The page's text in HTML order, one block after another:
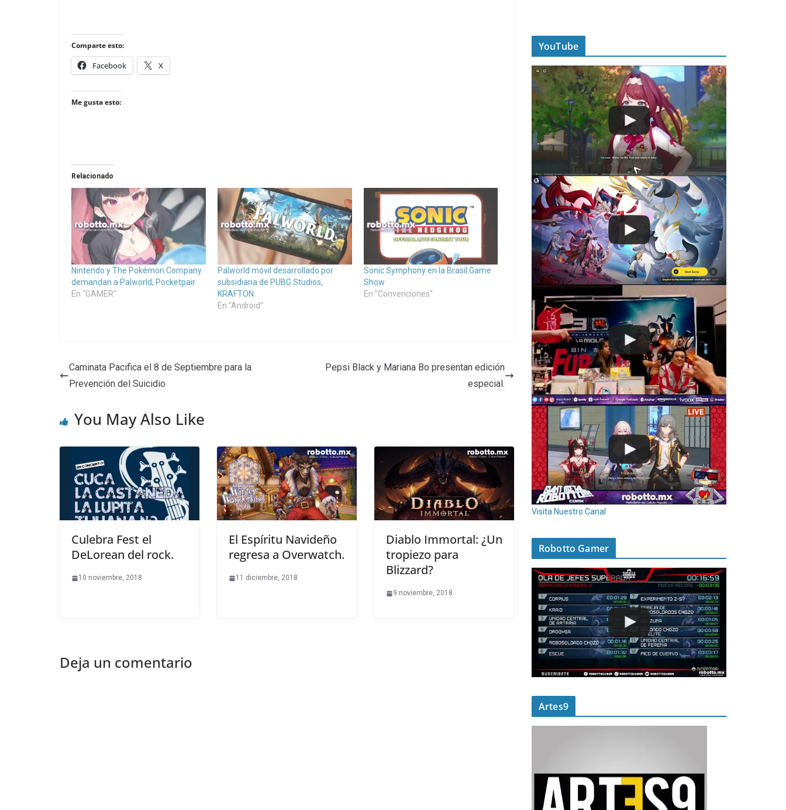
Comparte esto:
Facebook X
Me gusta esto:
Relacionado
Nintendo y The Pokémon Company
demandan a Palworld, Pocketpair
En "GAMER"
Palworld móvil desarrollado por
subsidiaria de PUBG Studios,
KRAFTON.
En "Android"
Sonic Symphony en la Brasil Game
Show
En "Convenciones"
Caminata Pacifica el 8 de Septiembre para la
Prevención del Suicidio
Pepsi Black y Mariana Bo presentan edición
especial.
You May Also Like
Culebra Fest el
DeLorean del rock.
10 noviembre, 2018
El Espíritu Navideño
regresa a Overwatch.
11 diciembre, 2018
Diablo Immortal: ¿Un
tropiezo para
Blizzard?
9 noviembre, 2018
Deja un comentario
YouTube
Visita Nuestro Canal
Robotto Gamer
Artes9